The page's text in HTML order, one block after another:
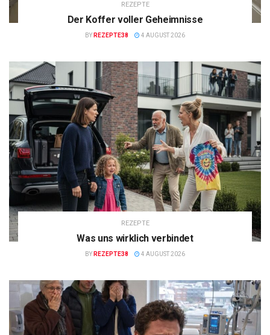
REZEPTE
Der Koffer voller Geheimnisse
BY REZEPTE38 4 AUGUST 2026
REZEPTE
Was uns wirklich verbindet
BY REZEPTE38 4 AUGUST 2026